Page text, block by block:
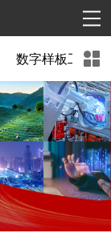
数字样板工程